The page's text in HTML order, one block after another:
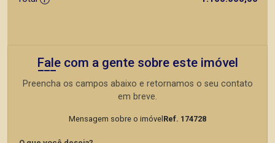
Fale com a gente sobre este imóvel
Preencha os campos abaixo e retornamos o seu contato
em breve.
Mensagem sobre o imóvelRef. 174728